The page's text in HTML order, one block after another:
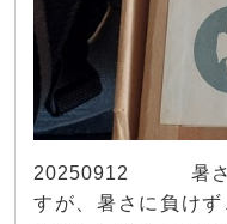
20250912 暑さの
すが、暑さに負け